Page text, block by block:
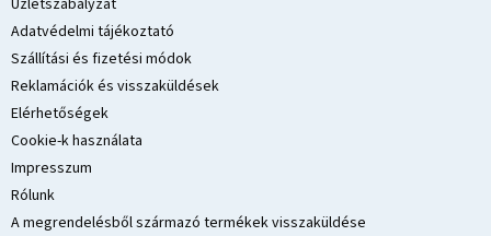
Üzletszabályzat
Adatvédelmi tájékoztató
Szállítási és fizetési módok
Reklamációk és visszaküldések
Elérhetőségek
Cookie-k használata
Impresszum
Rólunk
A megrendelésből származó termékek visszaküldése